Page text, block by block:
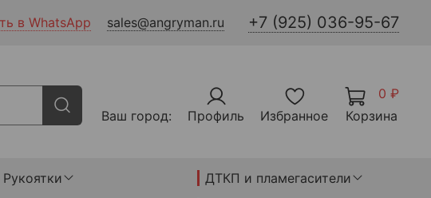
в WhatsApp sales@angryman.ru +7 (925) 036-95-67
Ваш город: Профиль Избранное
0 ₽
Корзина
Рукоятки
ДТКП и пламегасители